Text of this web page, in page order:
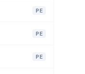
PE
PE
PE